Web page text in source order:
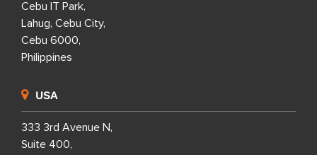
Cebu IT Park,
Lahug, Cebu City,
Cebu 6000,
Philippines
USA
333 3rd Avenue N,
Suite 400,